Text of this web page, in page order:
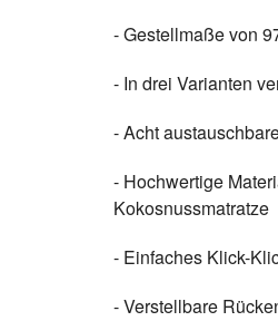
- Gestellmaße von
- In drei Varianten
- Acht
- Hochwertige
Kokosnussmatratze
- Einfaches Klick-
- Verstellbare